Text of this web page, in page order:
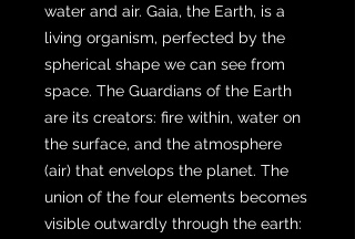
water and air. Gaia, the Earth, is a
living organism, perfected by the
spherical shape we can see from
space. The Guardians of the Earth
are its creators: fire within, water on
the surface, and the atmosphere
(air) that envelops the planet. The
union of the four elements becomes
visible outwardly through the earth: